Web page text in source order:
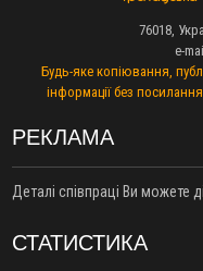
У Надвірній п'яна
призначив штраф і
У басейні Дністра
води наблизилися
з'ясовує обставини
08:52
У горах біля
76018,
e-
Будь-яке копіювання,
інформації без
РЕКЛАМА
Деталі співпраці Ви можете
СТАТИСТИКА